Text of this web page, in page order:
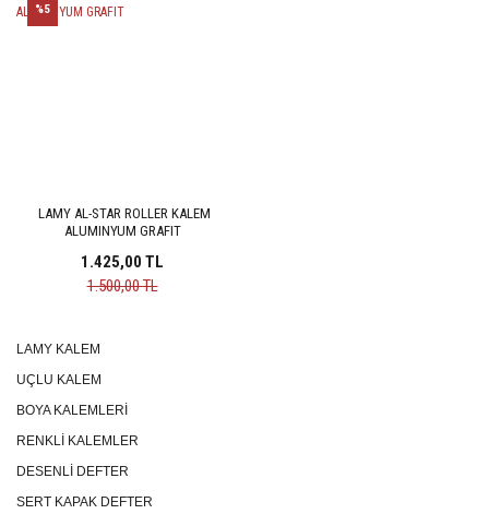
LAMY AL-STAR ROLLER KALEM
ALUMINYUM GRAFIT
%5
1.425,00 TL
1.500,00 TL
LAMY KALEM
UÇLU KALEM
BOYA KALEMLERİ
RENKLİ KALEMLER
DESENLİ DEFTER
SERT KAPAK DEFTER